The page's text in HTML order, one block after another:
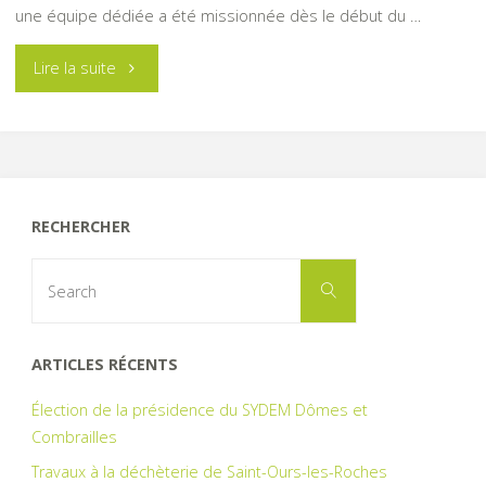
une équipe dédiée a été missionnée dès le début du …
Lire la suite"Désinfection
RECHERCHER
Search
ARTICLES RÉCENTS
Élection de la présidence du SYDEM Dômes et
Combrailles
Travaux à la déchèterie de Saint-Ours-les-Roches